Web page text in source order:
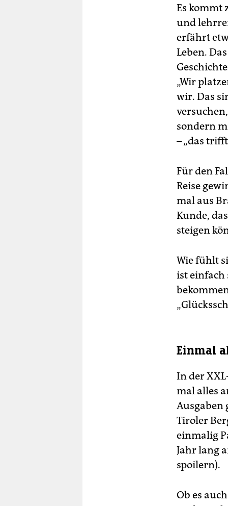
Es kommt
und
erfährt
Leben.
„Wir
wir. Das
sondern
– „das
Für den
Reise
mal aus
Kunde,
steigen
Wie fühlt
ist einfach
Einmal
In der
mal alles
Ausgaben
Tiroler
einmalig
Jahr lang
spoilern).
Ob es